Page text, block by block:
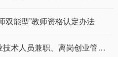
双能型”教师资格认定办法
石家庄学院专业技术人员兼职、离岗创业管理办法